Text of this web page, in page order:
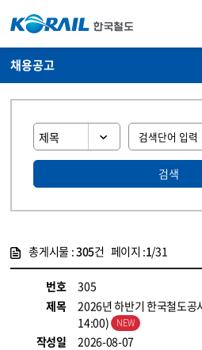
채용공고
검색
총게시물 :305건 페이지 :1/31
번호
305
제목
2026년 하반기 한국철도공
14:00)
작성일
2026-08-07